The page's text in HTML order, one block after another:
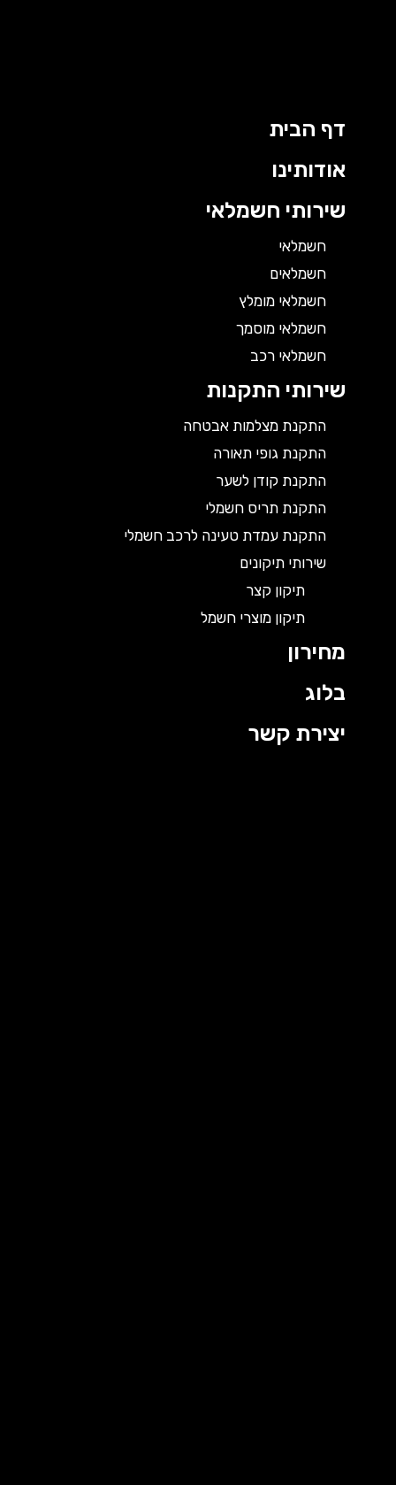
דף הבית
אודותינו
שירותי חשמלאי
חשמלאי
חשמלאים
חשמלאי מומלץ
חשמלאי מוסמך
חשמלאי רכב
שירותי התקנות
התקנת מצלמות אבטחה
התקנת גופי תאורה
התקנת קודן לשער
התקנת תריס חשמלי
התקנת עמדת טעינה לרכב חשמלי
שירותי תיקונים
תיקון קצר
תיקון מוצרי חשמל
מחירון
בלוג
יצירת קשר